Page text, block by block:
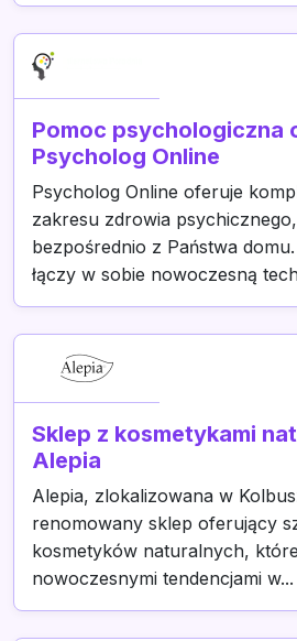
Pomoc psychologiczna
Psycholog Online
Psycholog Online oferuje
zakresu zdrowia
bezpośrednio z Państwa
łączy w sobie nowoczesną
Sklep z kosmetykami
Alepia
Alepia, zlokalizowana w
renomowany sklep oferujący
kosmetyków naturalnych,
nowoczesnymi tendencjami w...